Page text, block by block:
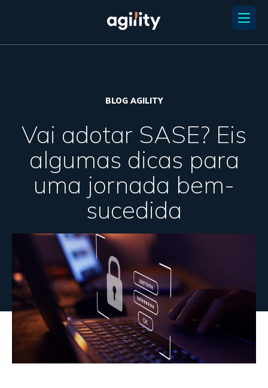
BLOG AGILITY
Vai adotar SASE? Eis
algumas dicas para
uma jornada bem-
sucedida